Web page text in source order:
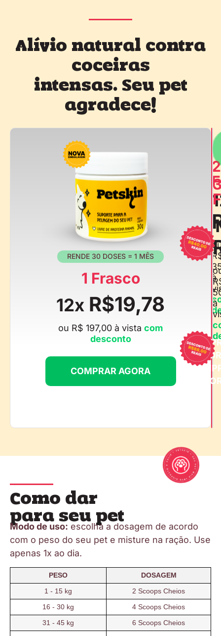
Alívio natural contra
coceiras
intensas. Seu pet
agradece!
RENDE 30 DOSES = 1 MÊS
1 Frasco
12x R$19,78
ou R$ 197,00 à vista com
desconto
COMPRAR AGORA
2
à
à
Como dar
para seu pet
Modo de uso: escolha a dosagem de acordo
com o peso do seu pet e misture na ração. Use
apenas 1x ao dia.
PESO
DOSAGEM
1 - 15 kg
2 Scoops Cheios
16 - 30 kg
4 Scoops Cheios
31 - 45 kg
6 Scoops Cheios